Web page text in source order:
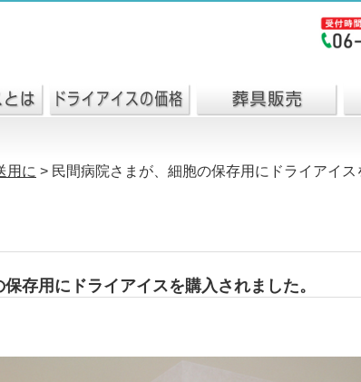
用に > 民間病院さまが、細胞の保存用にドライアイス
存用にドライアイスを購入されました。